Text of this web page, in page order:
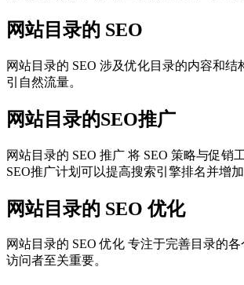
网站目录的 SEO
网站目录的 SEO 涉及优化目录的内容和
引自然流量。
网站目录的SEO推广
网站目录的 SEO 推广 将 SEO 策略与促
SEO推广计划可以提高搜索引擎排名并增加
网站目录的 SEO 优化
网站目录的 SEO 优化 专注于完善目录的
访问者至关重要。